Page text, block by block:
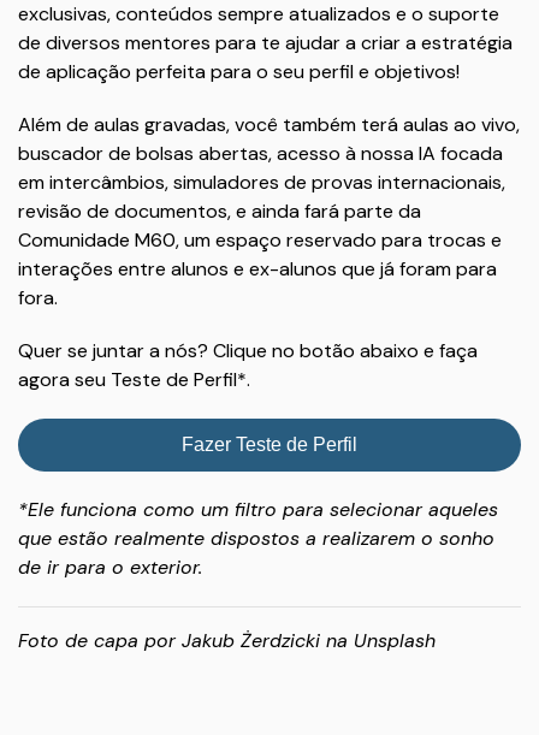
exclusivas, conteúdos sempre atualizados e o suporte
de diversos mentores para te ajudar a criar a estratégia
de aplicação perfeita para o seu perfil e objetivos!
Além de aulas gravadas, você também terá aulas ao vivo,
buscador de bolsas abertas, acesso à nossa IA focada
em intercâmbios, simuladores de provas internacionais,
revisão de documentos, e ainda fará parte da
Comunidade M60, um espaço reservado para trocas e
interações entre alunos e ex-alunos que já foram para
fora.
Quer se juntar a nós? Clique no botão abaixo e faça
agora seu Teste de Perfil*.
Fazer Teste de Perfil
*Ele funciona como um filtro para selecionar aqueles
que estão realmente dispostos a realizarem o sonho
de ir para o exterior.
Foto de capa porJakub Żerdzicki na Unsplash